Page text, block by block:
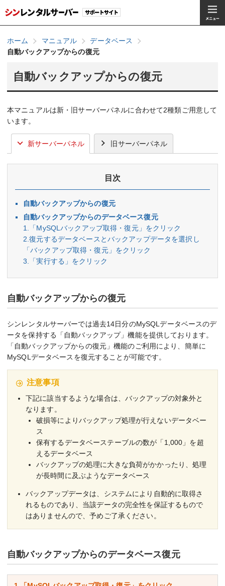
ホーム マニュアル
データベース
自動バックアップからの復元
自動バックアップからの復元
本マニュアルは新・旧サーバーパネルに合わせて2種類ご用意して
います。
新サーバーパネル
目次
自動バックアップからの復元
自動バックアップからのデータベース復元
1.「MySQLバックアップ取得・復元」をクリック
2.復元するデータベースとバックアップデータを選択し
「バックアップ取得・復元」をクリック
3.「実行する」をクリック
自動バックアップからの復元
シンレンタルサーバーでは過去14日分のMySQLデータベースのデ
ータを保持する「自動バックアップ」機能を提供しております。
「自動バックアップからの復元」機能のご利用により、簡単に
MySQLデータベースを復元することが可能です。
注意事項
下記に該当するような場合は、バックアップの対象外と
なります。
破損等によりバックアップ処理が行えないデータベー
ス
保有するデータベーステーブルの数が「1,000」を超
えるデータベース
バックアップの処理に大きな負荷がかかったり、処理
が長時間に及ぶようなデータベース
バックアップデータは、システムにより自動的に取得さ
れるものであり、当該データの完全性を保証するもので
はありませんので、予めご了承ください。
自動バックアップからのデータベース復元
旧サーバーパネル